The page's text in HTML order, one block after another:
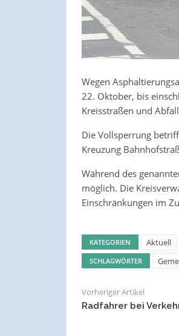
Wegen
22. Oktober, bis
Kreisstraßen und
Die Vollsperrung
Kreuzung
Während des
möglich. Die
Einschränkungen im
KATEGORIEN Aktuell
SCHLAGWÖRTER
Vorheriger Artikel
Radfahrer bei